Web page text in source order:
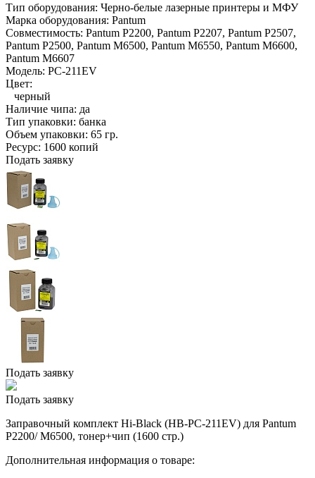
Тип оборудования: Черно-белые лазерные принтеры и МФУ
Марка оборудования: Pantum
Совместимость: Pantum P2200, Pantum P2207, Pantum P2507,
Pantum P2500, Pantum M6500, Pantum M6550, Pantum M6600,
Pantum M6607
Модель: PC-211EV
Цвет:
черный
Наличие чипа: да
Тип упаковки: банка
Объем упаковки: 65 гр.
Ресурс: 1600 копий
Подать заявку
Подать заявку
Подать заявку
Заправочный комплект Hi-Black (HB-PC-211EV) для Pantum
P2200/ M6500, тонер+чип (1600 стр.)
Дополнительная информация о товаре: